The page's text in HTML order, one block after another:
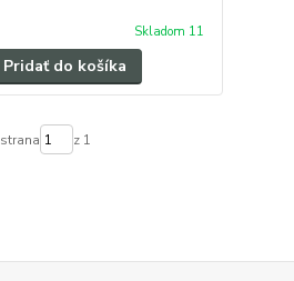
Skladom 11
Pridať do košíka
strana z 1